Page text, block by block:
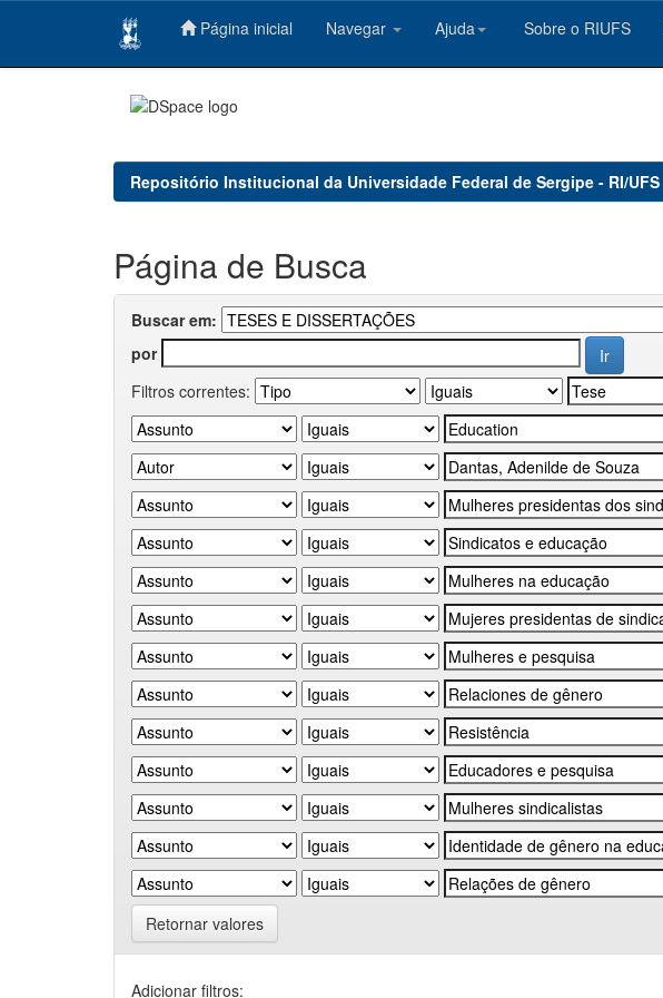
Página inicial Navegar Ajuda Sobre o RIUFS
Repositório Institucional da Universidade Federal de Sergipe - RI/UFS
Página de Busca
Buscar em:
por
Filtros correntes:
Retornar valores
Adicionar filtros: